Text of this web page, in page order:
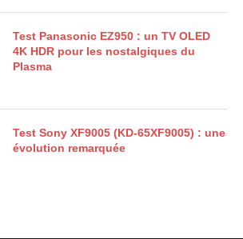
Test Panasonic EZ950 : un TV OLED
4K HDR pour les nostalgiques du
Plasma
Test Sony XF9005 (KD-65XF9005) : une
évolution remarquée